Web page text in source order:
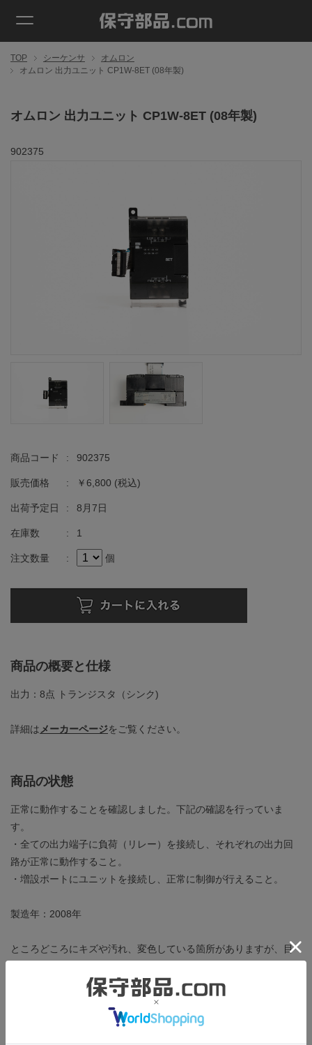
TOP シーケンサ
オムロン
オムロン 出力ユニット CP1W-8ET (08年製)
オムロン 出力ユニット CP1W-8ET (08年製)
902375
商品コード : 902375
販売価格 : ￥6,800 (税込)
出荷予定日 : 8月7日
在庫数 : 1
注文数量 : 個
商品の概要と仕様
出力：8点 トランジスタ（シンク)
詳細はメーカーページをご覧ください。
商品の状態
正常に動作することを確認しました。下記の確認を行っていま
す。
・全ての出力端子に負荷（リレー）を接続し、それぞれの出力回
路が正常に動作すること。
・増設ポートにユニットを接続し、正常に制御が行えること。
製造年：2008年
ところどころにキズや汚れ、変色している箇所がありますが、目
この商品と同一型番の商品